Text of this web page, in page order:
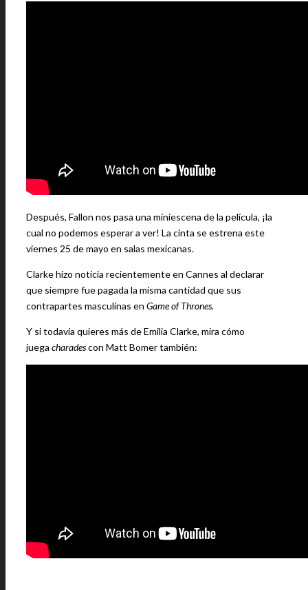
Después, Fallon nos pasa una miniescena de la película, ¡la
cual no podemos esperar a ver! La cinta se estrena este
viernes 25 de mayo en salas mexicanas.
Clarke hizo noticia recientemente en Cannes al declarar
que siempre fue pagada la misma cantidad que sus
contrapartes masculinas en Game of Thrones.
Y si todavía quieres más de Emilia Clarke, mira cómo
juega charadescon Matt Bomer también: